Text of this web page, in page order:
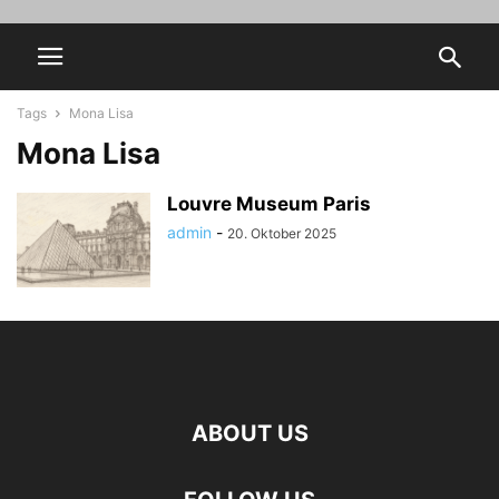
Tags Mona Lisa
Mona Lisa
Louvre Museum Paris
admin - 20. Oktober 2025
ABOUT US